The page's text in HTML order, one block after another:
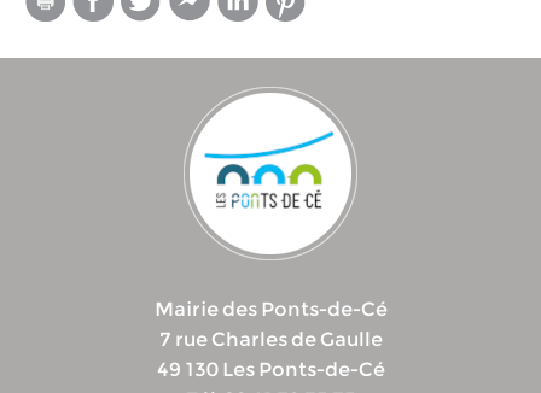
Mairie des Ponts-de-Cé
7 rue Charles de Gaulle
49 130 Les Ponts-de-Cé